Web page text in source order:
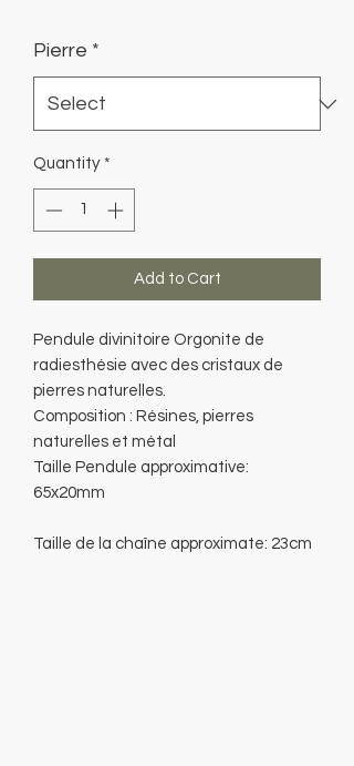
Pierre *
Quantity *
Add to Cart
Pendule divinitoire Orgonite de
radiesthésie avec des cristaux de
pierres naturelles.
Composition : Résines, pierres
naturelles et métal
Taille Pendule approximative:
65x20mm
Taille de la chaîne approximate: 23cm